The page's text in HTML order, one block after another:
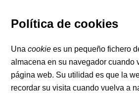
Política de cookies
Unacookie es un pequeño fichero
almacena en su navegador cuando
página web. Su utilidad es que la
recordar su visita cuando vuelva a